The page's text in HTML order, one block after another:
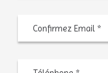
Téléphone